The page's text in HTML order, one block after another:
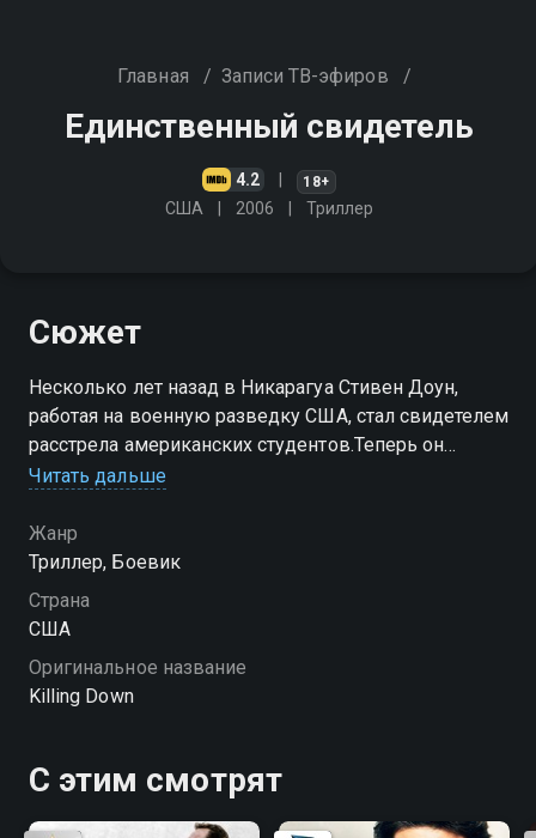
Главная / Записи ТВ-эфиров /
Единственный свидетель
4.2 18+
США 2006 Триллер
Сюжет
Несколько лет назад в Никарагуа Стивен Доун,
работая на военную разведку США, стал свидетелем
расстрела американских студентов.Теперь он
столкнулся с человеком, очень похожим на того, кто
Читать дальше
Жанр
Триллер, Боевик
Страна
США
Оригинальное название
Killing Down
С этим смотрят